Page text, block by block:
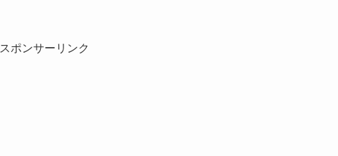
スポンサーリンク